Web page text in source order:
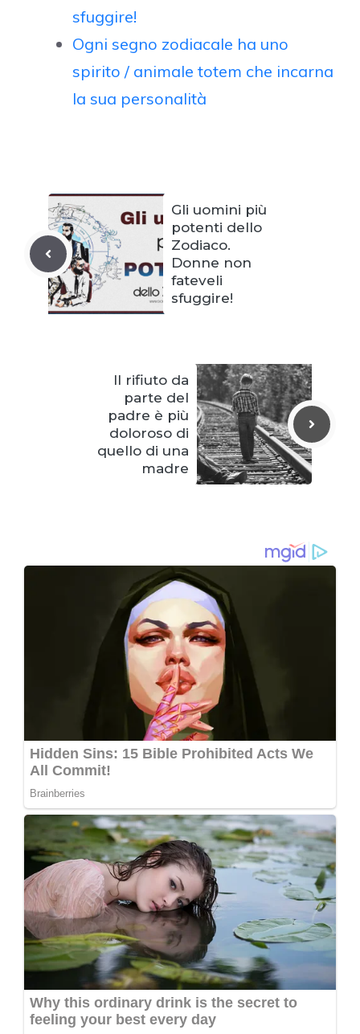
sfuggire!
Ogni segno zodiacale ha uno
spirito / animale totem che incarna
la sua personalità
Gli uomini più
potenti dello
Zodiaco.
Donne non
fateveli
sfuggire!
Il rifiuto da
parte del
padre è più
doloroso di
quello di una
madre